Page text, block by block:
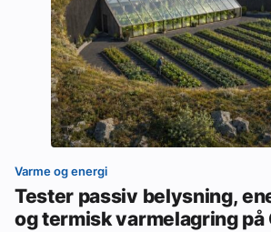
Varme og energi
Tester passiv belysning,
og termisk varmelagring på